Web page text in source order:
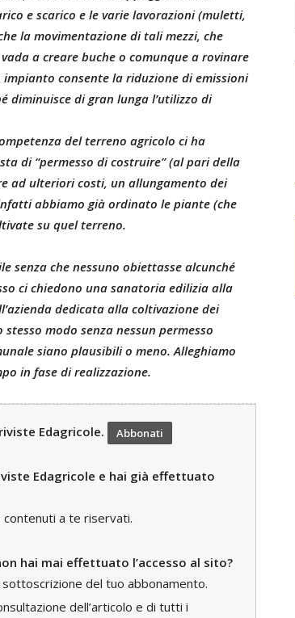
e scarico e le varie lavorazioni (muletti,
la movimentazione di tali mezzi, che
a creare buche o comunque a rovinare
consente la riduzione di emissioni
diminuisce di gran lunga l’utilizzo di
del terreno agricolo ci ha
di “permesso di costruire” (al pari della
ad ulteriori costi, un allungamento dei
abbiamo già ordinato le piante (che
su quel terreno.
senza che nessuno obiettasse alcunché
ci chiedono una sanatoria edilizia alla
dedicata alla coltivazione dei
modo senza nessun permesso
siano plausibili o meno. Alleghiamo
in fase di realizzazione.
Edagricole. Abbonati
Edagricole e hai già effettuato
a te riservati.
hai mai effettuato l’accesso al sito?
del tuo abbonamento.
dell’articolo e di tutti i